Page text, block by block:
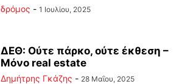
δρόμος - 1 Ιουλίου, 2025
ΔΕΘ: Ούτε πάρκο, ούτε έκθεση –
Μόνο real estate
Δημήτρης Γκάζης - 28 Μαΐου, 2025